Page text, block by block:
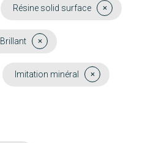
Résine solid surface
Brillant
Imitation minéral